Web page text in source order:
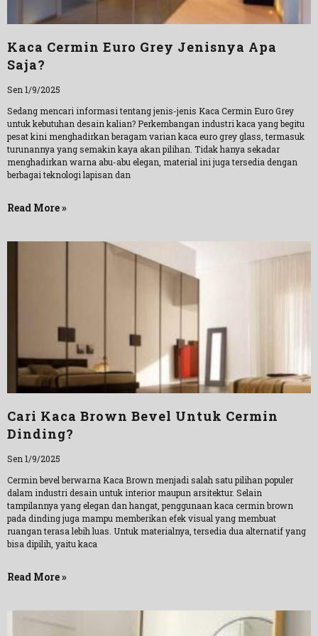
Kaca Cermin Euro Grey Jenisnya Apa
Saja?
Sen 1/9/2025
Sedang mencari informasi tentang jenis-jenis Kaca Cermin Euro Grey
untuk kebutuhan desain kalian? Perkembangan industri kaca yang begitu
pesat kini menghadirkan beragam varian kaca euro grey glass, termasuk
turunannya yang semakin kaya akan pilihan. Tidak hanya sekadar
menghadirkan warna abu-abu elegan, material ini juga tersedia dengan
berbagai teknologi lapisan dan
Read More »
Cari Kaca Brown Bevel Untuk Cermin
Dinding?
Sen 1/9/2025
Cermin bevel berwarna Kaca Brown menjadi salah satu pilihan populer
dalam industri desain untuk interior maupun arsitektur. Selain
tampilannya yang elegan dan hangat, penggunaan kaca cermin brown
pada dinding juga mampu memberikan efek visual yang membuat
ruangan terasa lebih luas. Untuk materialnya, tersedia dua alternatif yang
bisa dipilih, yaitu kaca
Read More »